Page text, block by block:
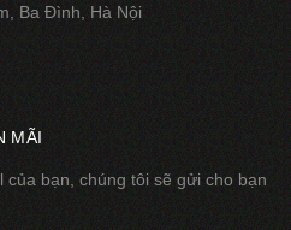
Ba Đình, Hà Nội
MÃI
của bạn, chúng tôi sẽ gửi cho bạn